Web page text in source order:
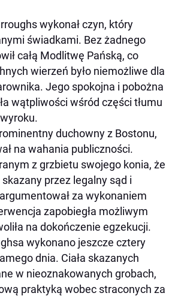
wykonał czyn, który
świadkami. Bez żadnego
całą Modlitwę Pańską, co
wierzeń było niemożliwe dla
Jego spokojna i pobożna
wątpliwości wśród części tłumu
duchowny z Bostonu,
na wahania publiczności.
z grzbietu swojego konia, że
skazany przez legalny sąd i
za wykonaniem
zapobiegła możliwym
na dokończenie egzekucji.
wykonano jeszcze cztery
dnia. Ciała skazanych
w nieoznakowanych grobach,
praktyką wobec straconych za